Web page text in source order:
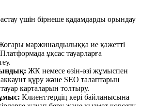
үшін бірнеше қадамдарды орындау
маржиналдылыққа ие қажетті
ұқсас тауарларға
ЖК немесе өзін-өзі жұмыспен
құру және SEO талаптарын
карталарын толтыру.
Клиенттердің кері байланысына